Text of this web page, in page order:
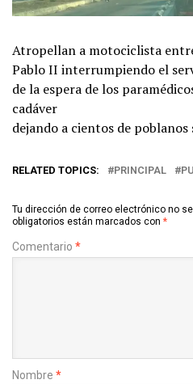
Atropellan a motociclista
Pablo II interrumpiendo el
de la espera de los
cadáver
dejando a cientos de
RELATED TOPICS: PRINCIPAL
Tu dirección de correo electrónico no
obligatorios están marcados con *
Comentario *
Nombre *